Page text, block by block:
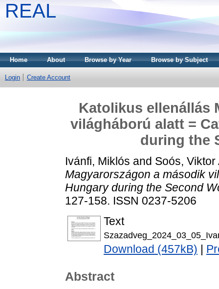
REAL
Home About Browse by Year Browse by Subject
Login Create Account
Katolikus ellenállás
világháború alatt =
during the
Ivánfi, Miklós and Soós, Viktor
Magyarországon a második
Hungary during the Second
127-158. ISSN 0237-5206
Text
Download (457kB)
Abstract